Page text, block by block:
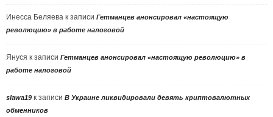
Инесса Беляева к записи Гетманцев анонсировал «настоящую
революцию» в работе налоговой
Януся к записи Гетманцев анонсировал «настоящую революцию» в
работе налоговой
slawa19 к записи В Украине ликвидировали девять криптовалютных
обменников